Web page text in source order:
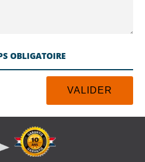
OBLIGATOIRE